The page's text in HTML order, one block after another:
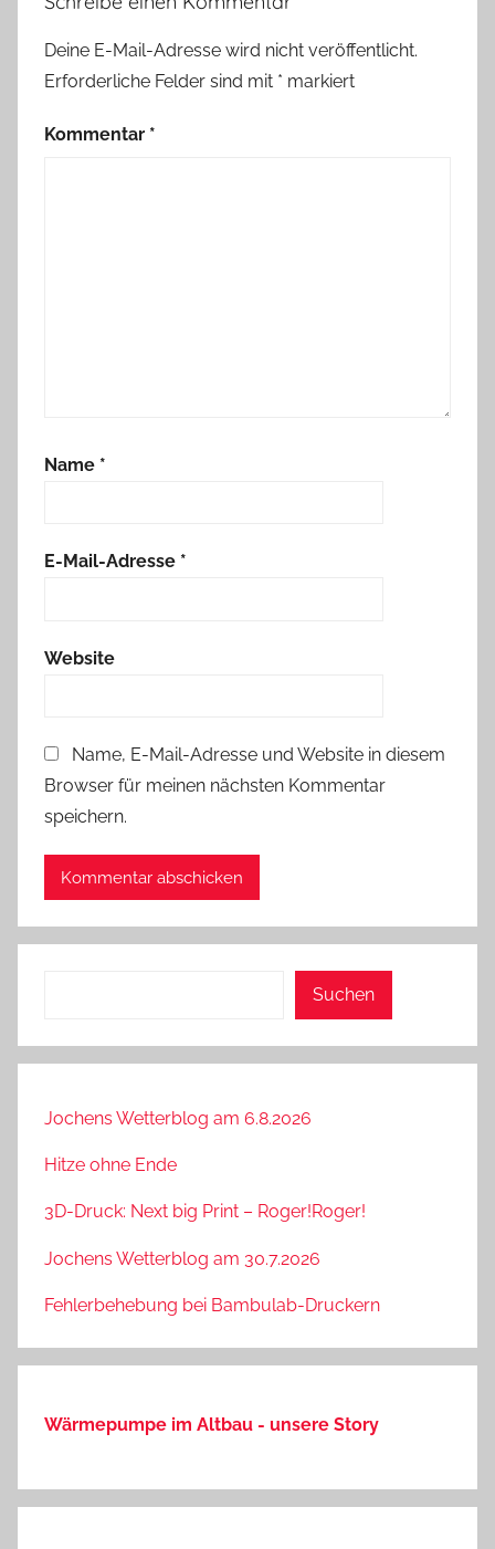
Deine E-Mail-Adresse wird nicht veröffentlicht.
Erforderliche Felder sind mit * markiert
Kommentar *
Name *
E-Mail-Adresse *
Website
Name, E-Mail-Adresse und Website in diesem
Browser für meinen nächsten Kommentar
speichern.
Suchen
Jochens Wetterblog am 6.8.2026
Hitze ohne Ende
3D-Druck: Next big Print – Roger!Roger!
Jochens Wetterblog am 30.7.2026
Fehlerbehebung bei Bambulab-Druckern
Wärmepumpe im Altbau - unsere Story